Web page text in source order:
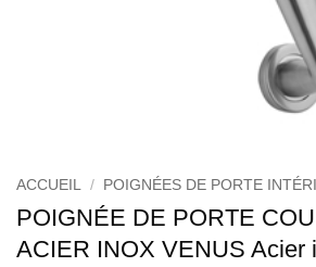
ACCUEIL / POIGNÉES DE PORTE
POIGNÉE DE PORTE
ACIER INOX VENUS Acier